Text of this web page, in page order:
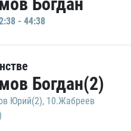
- 44:38
Богдан(2)
Юрий(2), 10.Жабреев